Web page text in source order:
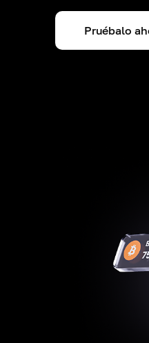
Pruébalo